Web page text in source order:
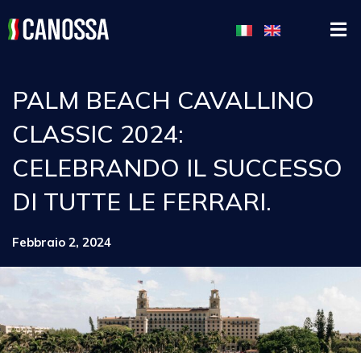
PALM BEACH CAVALLINO
CLASSIC 2024:
CELEBRANDO IL SUCCESSO
DI TUTTE LE FERRARI.
Febbraio 2, 2024